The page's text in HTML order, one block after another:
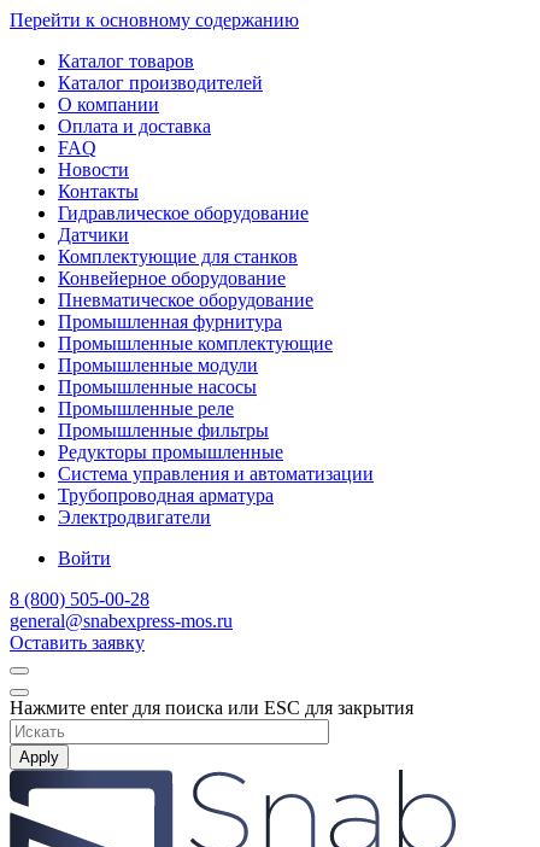
Перейти к основному содержанию
Каталог товаров
Каталог производителей
О компании
Оплата и доставка
FAQ
Новости
Контакты
Гидравлическое оборудование
Датчики
Комплектующие для станков
Конвейерное оборудование
Пневматическое оборудование
Промышленная фурнитура
Промышленные комплектующие
Промышленные модули
Промышленные насосы
Промышленные реле
Промышленные фильтры
Редукторы промышленные
Система управления и автоматизации
Трубопроводная арматура
Электродвигатели
Войти
8 (800) 505-00-28
general@snabexpress-mos.ru
Оставить заявку
Нажмите enter для поиска или ESC для закрытия
Apply